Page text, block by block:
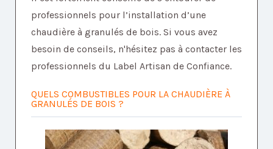
professionnels pour l’installation d’une
chaudière à granulés de bois. Si vous avez
besoin de conseils, n'hésitez pas à contacter les
professionnels du Label Artisan de Confiance.
QUELS COMBUSTIBLES POUR LA CHAUDIÈRE À
GRANULÉS DE BOIS ?